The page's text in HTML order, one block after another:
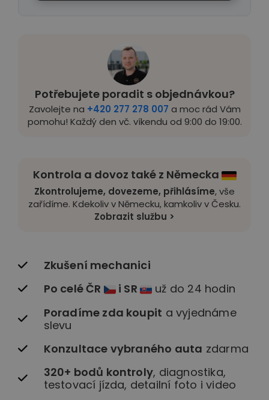
Potřebujete poradit s objednávkou?
Zavolejte na +420 277 278 007 a moc rád Vám
pomohu! Každý den vč. víkendu od 9:00 do 19:00.
Kontrola a dovoz také z Německa
Zkontrolujeme, dovezeme, přihlásíme, vše
zařídíme. Kdekoliv v Německu, kamkoliv v Česku.
Zobrazit službu >
Zkušení mechanici
Po celé ČR
i SR
už do 24 hodin
Poradíme zda koupit a vyjednáme
slevu
Konzultace vybraného auta zdarma
320+ bodů kontroly, diagnostika,
testovací jízda, detailní foto i video